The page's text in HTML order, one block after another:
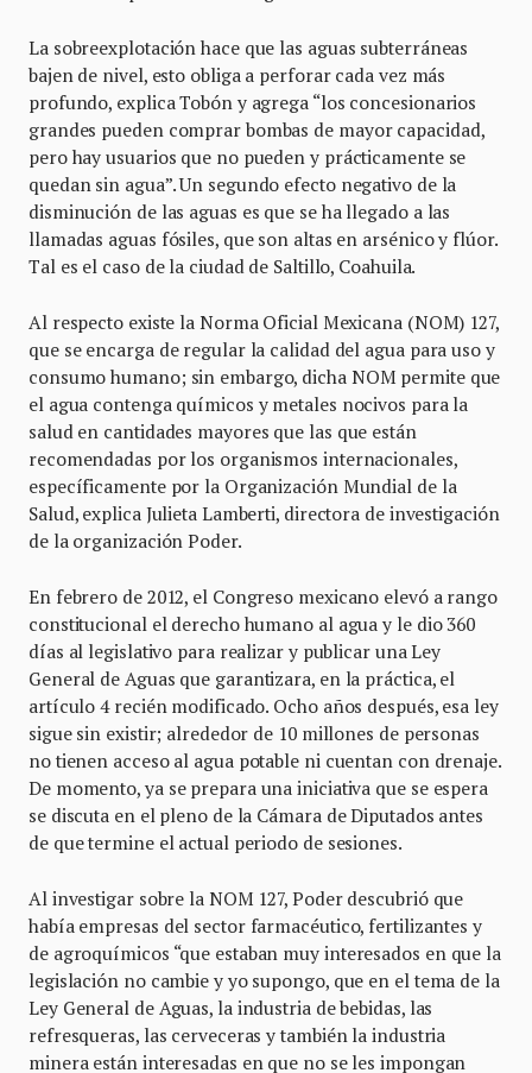
La sobreexplotación hace que las aguas subterráneas
bajen de nivel, esto obliga a perforar cada vez más
profundo, explica Tobón y agrega “los concesionarios
grandes pueden comprar bombas de mayor capacidad,
pero hay usuarios que no pueden y prácticamente se
quedan sin agua”. Un segundo efecto negativo de la
disminución de las aguas es que se ha llegado a las
llamadas aguas fósiles, que son altas en arsénico y flúor.
Tal es el caso de la ciudad de Saltillo, Coahuila.
Al respecto existe la Norma Oficial Mexicana (NOM) 127,
que se encarga de regular la calidad del agua para uso y
consumo humano; sin embargo, dicha NOM permite que
el agua contenga químicos y metales nocivos para la
salud en cantidades mayores que las que están
recomendadas por los organismos internacionales,
específicamente por la Organización Mundial de la
Salud, explica Julieta Lamberti, directora de investigación
de la organización Poder.
En febrero de 2012, el Congreso mexicano elevó a rango
constitucional el derecho humano al agua y le dio 360
días al legislativo para realizar y publicar una Ley
General de Aguas que garantizara, en la práctica, el
artículo 4 recién modificado. Ocho años después, esa ley
sigue sin existir; alrededor de 10 millones de personas
no tienen acceso al agua potable ni cuentan con drenaje.
De momento, ya se prepara una iniciativa que se espera
se discuta en el pleno de la Cámara de Diputados antes
de que termine el actual periodo de sesiones.
Al investigar sobre la NOM 127, Poder descubrió que
había empresas del sector farmacéutico, fertilizantes y
de agroquímicos “que estaban muy interesados en que la
legislación no cambie y yo supongo, que en el tema de la
Ley General de Aguas, la industria de bebidas, las
refresqueras, las cerveceras y también la industria
minera están interesadas en que no se les impongan